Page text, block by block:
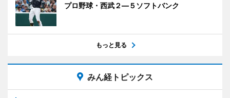
プロ野球・西武２―５ソフトバンク
もっと見る
みん経トピックス